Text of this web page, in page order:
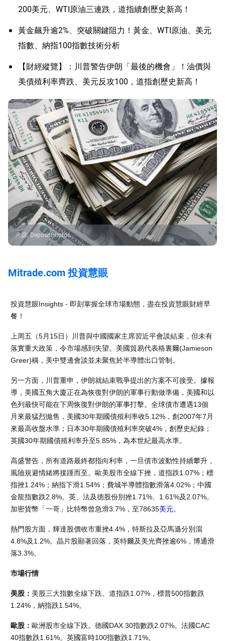
200美元、WTI原油三連跌，道指續創歷史新高！
黃金飆升逾2%、突破關鍵阻力！黃金、WTI原油、美元
指數、納指100指數技術分析
【財經縱覽】：川普警告伊朗「最後的機會」！油價與
美債殖利率齊跌、美元反攻100，道指創歷史新高！
來源:DepositPhotos
Mitrade.com 投資慧眼
投資慧眼Insights - 即刻掌握全球市場動態，盡在投資慧眼財經早
餐！
上周五（5月15日）川普與中國國家主席習近平會談結束，但未有
落實重大政策，令市場感到失望。美國貿易代表格裏爾(Jamieson
Greer)稱，美中雙邊會談並未聚焦於半導體出口管制。
另一方面，川普重申，伊朗就結束戰爭提出的方案不可接受。據報
導，美國五角大廈正在為恢復對伊朗的軍事行動做準備，美國和以
色列最快可能在下周恢復對伊朗的軍事打擊。全球債市遭遇13個
月來最猛烈拋售，美國30年期國債殖利率收5.12%，創2007年7月
來最高收盤水準；日本30年期國債殖利率突破4%，創歷史紀錄；
英國30年期國債殖利率升至5.85%，為本世紀最高水準。
高盛警告，所有道路最終都指向利率，一旦債市波動性持續攀升，
風險規避情緒將接踵而至。歐美股市全線下挫，道指跌1.07%；標
指挫1.24%；納指下滑1.54%；費城半導體指數滑落4.02%；中國
金龍指數跌2.8%。英、法及德股份別挫1.71%、1.61%及2.07%。
加密貨幣「一哥」比特幣曾急滑3.7%，至78635美元。
熱門股方面，輝達股價收市重挫4.4%，特斯拉及亞馬遜分別瀉
4.8%及1.2%。晶片股顯著回落，英特爾及美光齊挫逾6%，博通滑
落3.3%。
市場行情
美股： 美股三大指數全線下跌。道指跌1.07%，標普500指數跌
1.24%，納指跌1.54%。
歐股： 歐洲股市全線下跌。德國DAX 30指數跌2.07%。法國CAC
40指數跌1.61%。英國富時100指數跌1.71%。